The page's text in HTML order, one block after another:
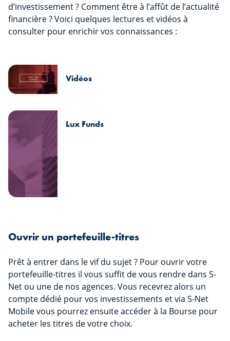
d’investissement ? Comment être à l’affût de l’actualité
financière ? Voici quelques lectures et vidéos à
consulter pour enrichir vos connaissances :
Vidéos
Lux Funds
Ouvrir un portefeuille-titres
Prêt à entrer dans le vif du sujet ? Pour ouvrir votre
portefeuille-titres il vous suffit de vous rendre dans S-
Net ou une de nos agences. Vous recevrez alors un
compte dédié pour vos investissements et via S-Net
Mobile vous pourrez ensuite accéder à la Bourse pour
acheter les titres de votre choix.